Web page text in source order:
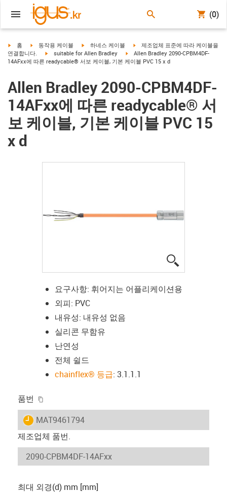
(0)
igus-icon-arrow-right
홈 igus-icon-arrow-right
동작용 케이블 igus-icon-arrow-right
하네스 케이블 igus-icon-arrow-right
제조업체 표준에 따라 케이블을
연결합니다.
igus-icon-arrow-right
suitable for Allen Bradley igus-icon-arrow-right
Allen Bradley 2090-CPBM4DF-
14AFxx에 따른 readycable® 서보 케이블, 기본 케이블 PVC 15 x d
Allen Bradley 2090-CPBM4DF-
14AFxx에 따른 readycable® 서
보 케이블, 기본 케이블 PVC 15
x d
요구사항: 휘어지는 어플리케이션용
외피: PVC
내유성: 내유성 없음
실리콘 무함유
난연성
전체 쉴드
chainflex® 등급: 3.1.1.1
품번
igus-icon-lieferzeit
MAT9461794
제조업체 품번.
최대 외경(d) mm [mm]